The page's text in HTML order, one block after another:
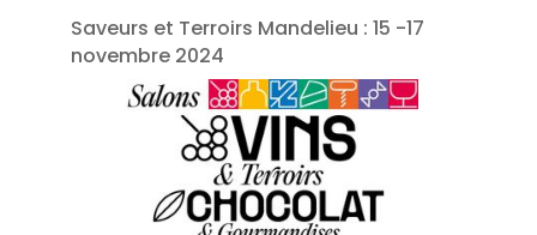
Saveurs et Terroirs Mandelieu : 15 -17
novembre 2024